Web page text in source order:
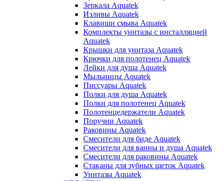
Зеркала Aquatek
Изливы Aquatek
Клавиши смыва Aquatek
Комплекты унитазы с инсталляцией
Aquatek
Крышки для унитаза Aquatek
Крючки для полотенец Aquatek
Лейки для душа Aquatek
Мыльницы Aquatek
Писсуары Aquatek
Полки для душа Aquatek
Полки для полотенец Aquatek
Полотенцедержатели Aquatek
Поручни Aquatek
Раковины Aquatek
Смесители для биде Aquatek
Смесители для ванны и душа Aquatek
Смесители для раковины Aquatek
Стаканы для зубных щеток Aquatek
Унитазы Aquatek